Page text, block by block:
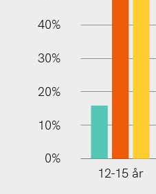
40%
30%
20%
10%
0%
12-15 år